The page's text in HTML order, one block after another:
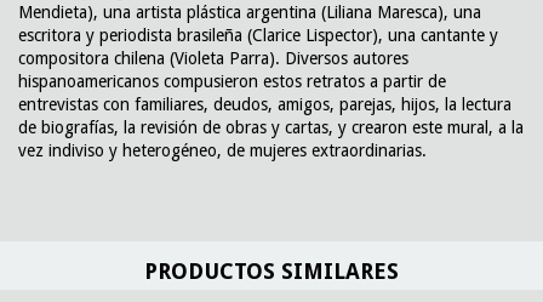
Mendieta), una artista plástica argentina (Liliana Maresca), una
escritora y periodista brasileña (Clarice Lispector), una cantante y
compositora chilena (Violeta Parra). Diversos autores
hispanoamericanos compusieron estos retratos a partir de
entrevistas con familiares, deudos, amigos, parejas, hijos, la lectura
de biografías, la revisión de obras y cartas, y crearon este mural, a la
vez indiviso y heterogéneo, de mujeres extraordinarias.
PRODUCTOS SIMILARES